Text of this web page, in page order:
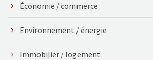
Économie / commerce
Environnement / énergie
Immobilier / logement